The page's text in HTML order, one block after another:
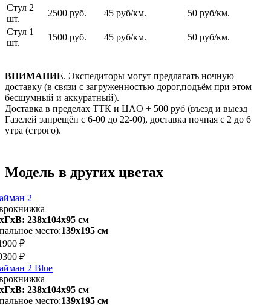
Стул 2
шт.
2500 руб. 45 руб/км.
50 руб/км.
Стул 1
шт.
1500 руб. 45 руб/км. 50 руб/км.
ВНИМАНИЕ. Экспедиторы могут предлагать ночную
доставку (в связи с загруженностью дорог,подъём при этом
бесшумный и аккуратный).
Доставка в пределах ТТК и ЦАO + 500 pуб (въезд и выезд
Газелей запрещён с 6-00 до 22-00), доставка ночная с 2 до 6
утра (строго).
Модель в других цветах
2
238х104x95 см
место:139х195 см
₽
₽
2 Blue
238х104x95 см
место:139х195 см